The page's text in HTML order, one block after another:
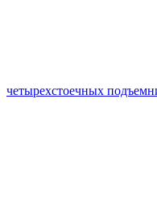
четырехстоечных